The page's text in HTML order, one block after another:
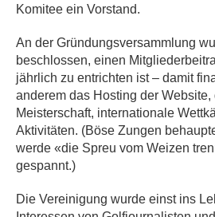
Komitee ein Vorstand.
An der Gründungsversammlung
beschlossen, einen
jährlich zu entrichten ist – damit
anderem das Hosting der
Meisterschaft, internationale
Aktivitäten. (Böse Zungen
werde «die Spreu vom Weizen
gespannt.)
Die Vereinigung wurde einst ins